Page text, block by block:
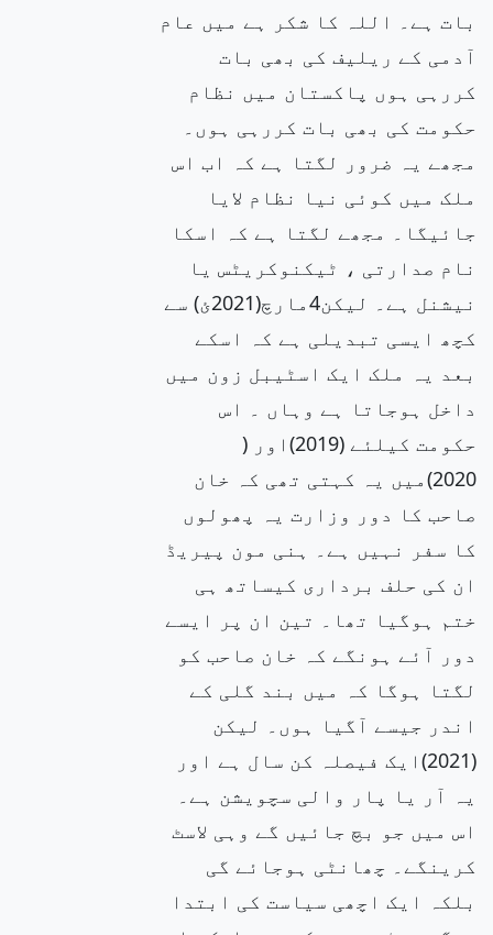
بات ہے۔ اللہ کا شکر ہے میں عام
آدمی کے ریلیف کی بھی بات
کررہی ہوں پاکستان میں نظام
حکومت کی بھی بات کررہی ہوں۔
مجھے یہ ضرور لگتا ہے کہ اب اس
ملک میں کوئی نیا نظام لایا
جائیگا۔ مجھے لگتا ہے کہ اسکا
نام صدارتی ، ٹیکنوکریٹس یا
نیشنل ہے۔ لیکن4مارچ(2021ئ) سے
کچھ ایسی تبدیلی ہے کہ اسکے
بعد یہ ملک ایک اسٹیبل زون میں
داخل ہوجاتا ہے وہاں ۔ اس
حکومت کیلئے (2019)اور (
2020)میں یہ کہتی تھی کہ خان
صاحب کا دور وزارت یہ پھولوں
کا سفر نہیں ہے۔ ہنی مون پیریڈ
ان کی حلف برداری کیساتھ ہی
ختم ہوگیا تھا۔ تین ان پر ایسے
دور آئے ہونگے کہ خان صاحب کو
لگتا ہوگا کہ میں بند گلی کے
اندر جیسے آگیا ہوں۔ لیکن
(2021)ایک فیصلہ کن سال ہے اور
یہ آر یا پار والی سچویشن ہے۔
اس میں جو بچ جائیں گے وہی لاسٹ
کرینگے۔ چھانٹی ہوجائے گی
بلکہ ایک اچھی سیاست کی ابتدا